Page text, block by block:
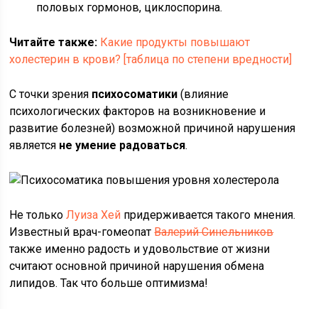
половых гормонов, циклоспорина.
Читайте также: Какие продукты повышают
холестерин в крови? [таблица по степени вредности]
С точки зрения психосоматики (влияние
психологических факторов на возникновение и
развитие болезней) возможной причиной нарушения
является не умение радоваться.
Не толькоЛуиза Хей придерживается такого мнения.
Известный врач-гомеопатВалерий Синельников
также именно радость и удовольствие от жизни
считают основной причиной нарушения обмена
липидов. Так что больше оптимизма!